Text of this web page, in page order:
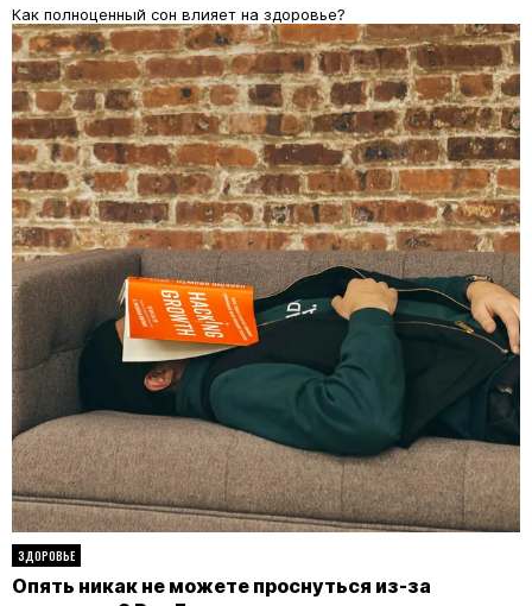
Как полноценный сон влияет на здоровье?
ЗДОРОВЬЕ
Опять никак не можете проснуться из-за